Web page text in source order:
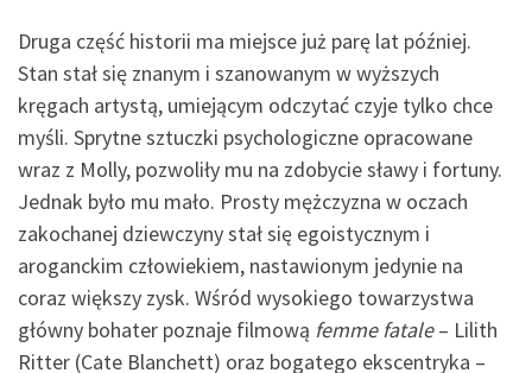
Druga część historii ma miejsce już parę lat później.
Stan stał się znanym i szanowanym w wyższych
kręgach artystą, umiejącym odczytać czyje tylko chce
myśli. Sprytne sztuczki psychologiczne opracowane
wraz z Molly, pozwoliły mu na zdobycie sławy i fortuny.
Jednak było mu mało. Prosty mężczyzna w oczach
zakochanej dziewczyny stał się egoistycznym i
aroganckim człowiekiem, nastawionym jedynie na
coraz większy zysk. Wśród wysokiego towarzystwa
główny bohater poznaje filmową femme fatale– Lilith
Ritter (Cate Blanchett) oraz bogatego ekscentryka –